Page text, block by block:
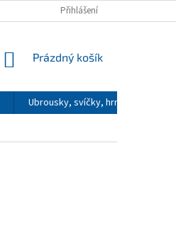
Přihlášení
NÁKUPNÍ
Prázdný košík
Ubrousky, svíčky, hrnečky,